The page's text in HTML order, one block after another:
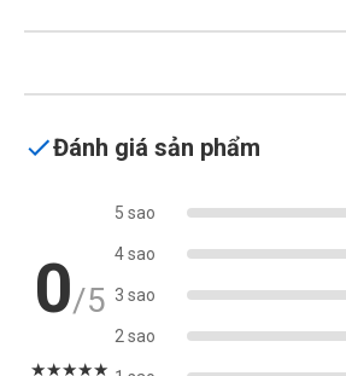
Đánh giá sản phẩm
0/5
★★★★★
5 sao
4 sao
3 sao
2 sao